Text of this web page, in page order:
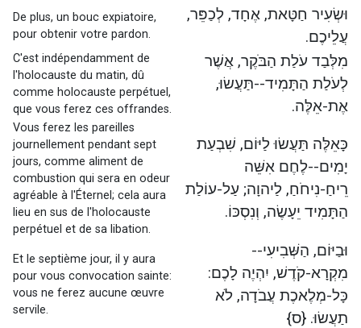
De plus, un bouc expiatoire,
pour obtenir votre pardon.
וּשְׂעִיר חַטָּאת, אֶחָד, לְכַפֵּר,
עֲלֵיכֶם.
C'est indépendamment de
l'holocauste du matin, dû
comme holocauste perpétuel,
que vous ferez ces offrandes.
מִלְּבַד עֹלַת הַבֹּקֶר, אֲשֶׁר
לְעֹלַת הַתָּמִיד--תַּעֲשׂוּ,
אֶת-אֵלֶּה.
Vous ferez les pareilles
journellement pendant sept
jours, comme aliment de
combustion qui sera en odeur
agréable à l'Éternel; cela aura
lieu en sus de l'holocauste
perpétuel et de sa libation.
כָּאֵלֶּה תַּעֲשׂוּ לַיּוֹם, שִׁבְעַת
יָמִים--לֶחֶם אִשֵּׁה
רֵיחַ-נִיחֹחַ, לַיהוָה; עַל-עוֹלַת
הַתָּמִיד יֵעָשֶׂה, וְנִסְכּוֹ.
Et le septième jour, il y aura
pour vous convocation sainte:
vous ne ferez aucune œuvre
servile.
וּבַיּוֹם, הַשְּׁבִיעִי--
מִקְרָא-קֹדֶשׁ, יִהְיֶה לָכֶם:
כָּל-מְלֶאכֶת עֲבֹדָה, לֹא
תַעֲשׂוּ. {ס}